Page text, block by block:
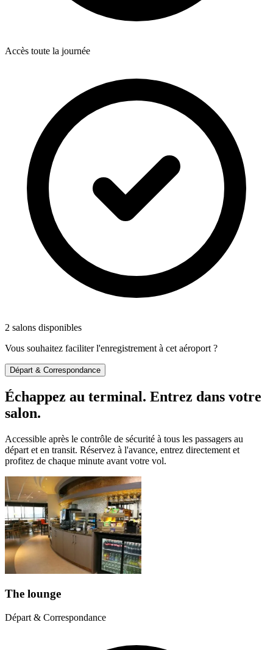
Accès toute la journée
2 salons disponibles
Vous souhaitez faciliter l'enregistrement à cet aéroport ?
Départ & Correspondance
Échappez au terminal. Entrez dans votre
salon.
Accessible après le contrôle de sécurité à tous les passagers au
départ et en transit. Réservez à l'avance, entrez directement et
profitez de chaque minute avant votre vol.
The lounge
Départ & Correspondance